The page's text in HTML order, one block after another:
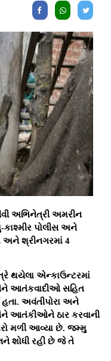
અભિનેત્રી અમરીન
કાશ્મીર પોલીસ અને
અને શ્રીનગરમાં 4
થયેલા એન્કાઉન્ટરમાં
બંને આતંકવાદીઓ સહિત
હતા. અવંતીપોરા અને
આતંકીઓને ઠાર કરવાની
મળી આવ્યા છે. જમ્મુ
શોધી રહી છે જે તે